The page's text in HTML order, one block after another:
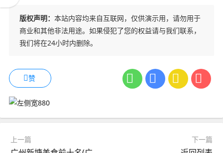
版权声明： 本站内容均来自互联网，仅供演示用，请勿用于
商业和其他非法用途。如果侵犯了您的权益请与我们联系，
我们将在24小时内删除。
赞
上一篇 下一篇